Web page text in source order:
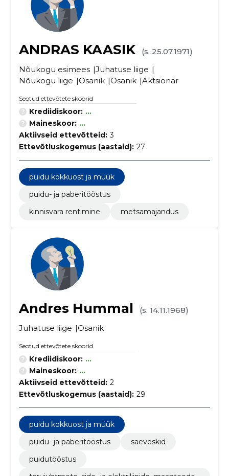
ANDRAS KAASIK
(s. 25.07.1971)
Nõukogu esimees Juhatuse liige
Nõukogu liige
Osanik Osanik Aktsionär
Seotud ettevõtete skoorid
Krediidiskoor: ...
Maineskoor: ...
Aktiivseid ettevõtteid: 3
Ettevõtluskogemus (aastaid): 27
puidu kokkuost ja müük
puidu- ja paberitööstus
kinnisvara rentimine
metsamajandus
Andres Hummal
(s. 14.11.1968)
Juhatuse liige
Osanik
Seotud ettevõtete skoorid
Krediidiskoor: ...
Maineskoor: ...
Aktiivseid ettevõtteid: 2
Ettevõtluskogemus (aastaid): 29
puidu kokkuost ja müük
puidu- ja paberitööstus
saeveskid
puidutööstus